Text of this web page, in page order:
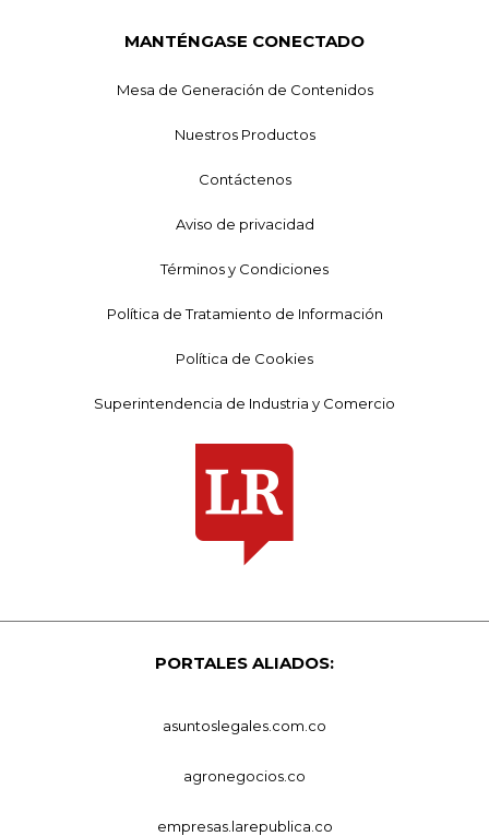
MANTÉNGASE CONECTADO
Mesa de Generación de Contenidos
Nuestros Productos
Contáctenos
Aviso de privacidad
Términos y Condiciones
Política de Tratamiento de Información
Política de Cookies
Superintendencia de Industria y Comercio
PORTALES ALIADOS:
asuntoslegales.com.co
agronegocios.co
empresas.larepublica.co